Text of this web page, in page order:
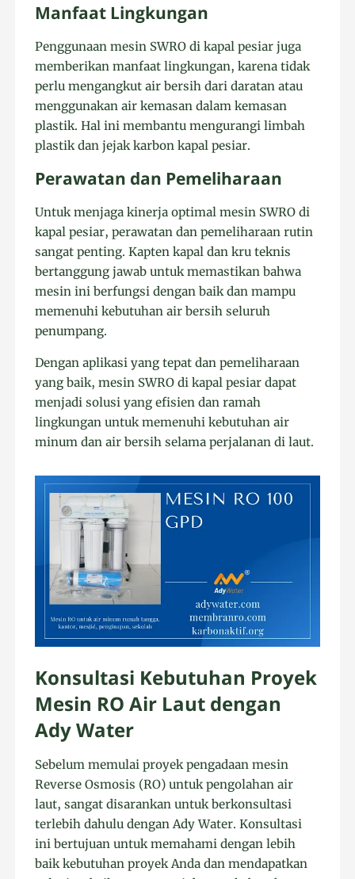
Manfaat Lingkungan
Penggunaan mesin SWRO di kapal pesiar juga
memberikan manfaat lingkungan, karena tidak
perlu mengangkut air bersih dari daratan atau
menggunakan air kemasan dalam kemasan
plastik. Hal ini membantu mengurangi limbah
plastik dan jejak karbon kapal pesiar.
Perawatan dan Pemeliharaan
Untuk menjaga kinerja optimal mesin SWRO di
kapal pesiar, perawatan dan pemeliharaan rutin
sangat penting. Kapten kapal dan kru teknis
bertanggung jawab untuk memastikan bahwa
mesin ini berfungsi dengan baik dan mampu
memenuhi kebutuhan air bersih seluruh
penumpang.
Dengan aplikasi yang tepat dan pemeliharaan
yang baik, mesin SWRO di kapal pesiar dapat
menjadi solusi yang efisien dan ramah
lingkungan untuk memenuhi kebutuhan air
minum dan air bersih selama perjalanan di laut.
Konsultasi Kebutuhan Proyek
Mesin RO Air Laut dengan
Ady Water
Sebelum memulai proyek pengadaan mesin
Reverse Osmosis (RO) untuk pengolahan air
laut, sangat disarankan untuk berkonsultasi
terlebih dahulu dengan Ady Water. Konsultasi
ini bertujuan untuk memahami dengan lebih
baik kebutuhan proyek Anda dan mendapatkan